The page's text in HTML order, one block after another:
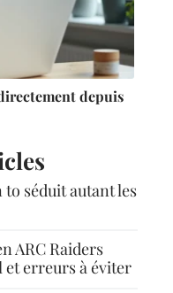
depuis
séduit autant les
ARC Raiders
erreurs à éviter